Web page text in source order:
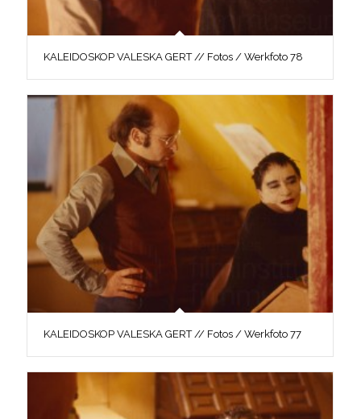
KALEIDOSKOP VALESKA GERT // Fotos / Werkfoto 78
KALEIDOSKOP VALESKA GERT // Fotos / Werkfoto 77